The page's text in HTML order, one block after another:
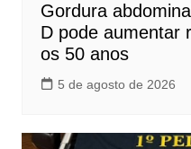
Gordura
D pode aumentar
os 50 anos
5 de agosto de 2026